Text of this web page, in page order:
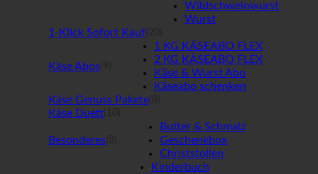
Wildschweinwurst
Wurst
1-Klick Sofort Kauf
Käse Abos
1 KG KÄSEABO FLEX
2 KG KÄSEABO FLEX
Käse & Wurst Abo
Käseabo schenken
Käse Genuss Pakete
Käse Duett
Besonderes
Butter & Schmalz
Geschenkbox
Christstollen
Kinderbuch